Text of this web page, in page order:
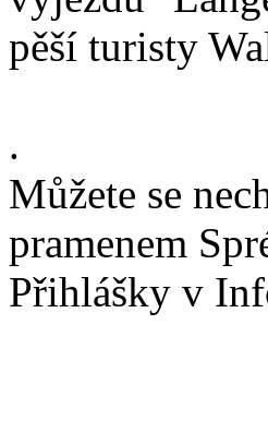
pěší turisty
.
Můžete se
pramenem
Přihlášky v